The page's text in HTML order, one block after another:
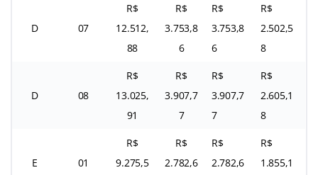
D 07
R$
12.512,
88
R$
3.753,8
6
R$
3.753,8
6
R$
2.502,5
8
D 08
R$
13.025,
91
R$
3.907,7
7
R$
3.907,7
7
R$
2.605,1
8
E 01
R$
9.275,5
R$
2.782,6
R$
2.782,6
R$
1.855,1